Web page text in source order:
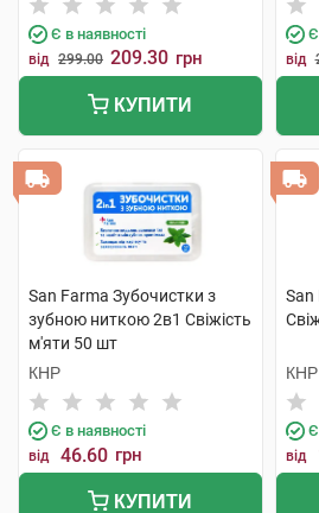
Є в наявності
від 299.00 209.30 грн
КУПИТИ
Є
від
San Farma Зубочистки з
зубною ниткою 2в1 Свіжість
м'яти 50 шт
КНР
Є в наявності
від 46.60 грн
КУПИТИ
San
КНР
Є
від